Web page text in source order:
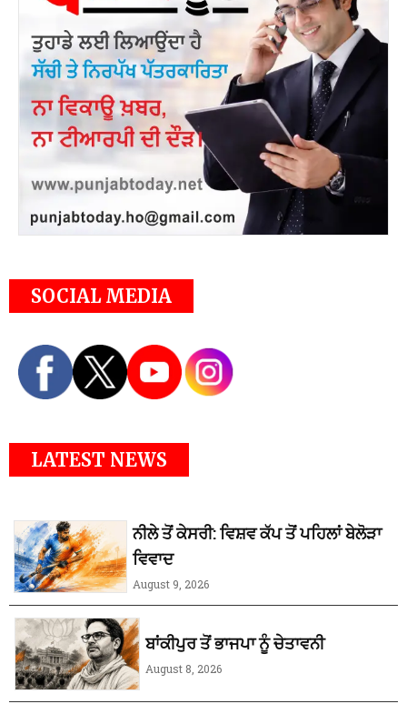
SOCIAL MEDIA
LATEST NEWS
ਨੀਲੇ ਤੋਂ ਕੇਸਰੀ: ਵਿਸ਼ਵ ਕੱਪ ਤੋਂ ਪਹਿਲਾਂ ਬੇਲੋੜਾ
ਵਿਵਾਦ
August 9, 2026
ਬਾਂਕੀਪੁਰ ਤੋਂ ਭਾਜਪਾ ਨੂੰ ਚੇਤਾਵਨੀ
August 8, 2026